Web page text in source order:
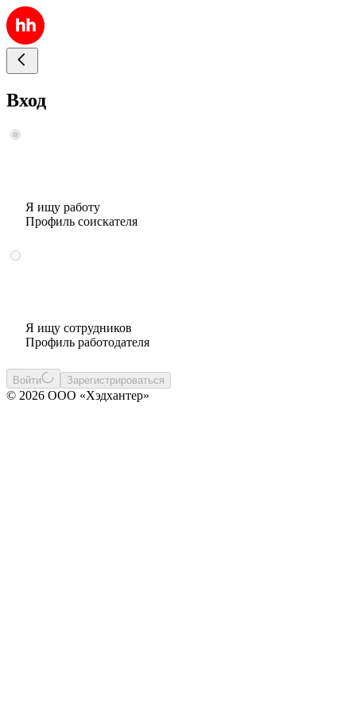
Вход
Я ищу работу
Профиль соискателя
Я ищу сотрудников
Профиль работодателя
Войти Зарегистрироваться
© 2026 ООО «Хэдхантер»